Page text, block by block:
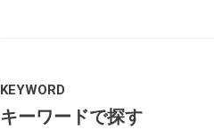
KEYWORD
キーワードで探す